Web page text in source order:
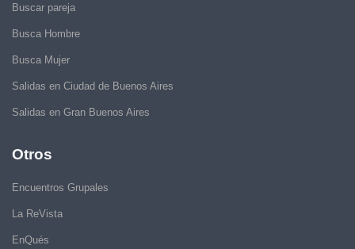
Buscar pareja
Busca Hombre
Busca Mujer
Salidas en Ciudad de Buenos Aires
Salidas en Gran Buenos Aires
Otros
Encuentros Grupales
La ReVista
EnQués